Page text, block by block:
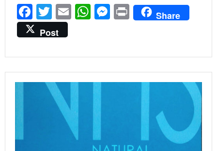
F
ac
e
b
o
o
T
w
itt
er
E
l
W
s
A
p
M
e
n
g
Pr
in
Share
Post